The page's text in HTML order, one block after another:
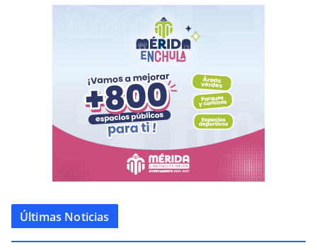
Últimas Noticias